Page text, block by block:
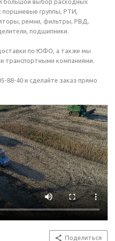
большой выбор расходных
поршневые группы, РТИ,
ремни, фильтры, РВД,
подшипники.
по ЮФО, а также мы
транспортными компаниями.
88-40 и сделайте заказ прямо
Поделиться